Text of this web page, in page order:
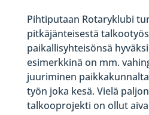
Pihtiputaan Rotaryklubi
pitkäjänteisestä
paikallisyhteisönsä
esimerkkinä on mm.
juuriminen
työn joka kesä. Vielä
talkooprojekti on ollut